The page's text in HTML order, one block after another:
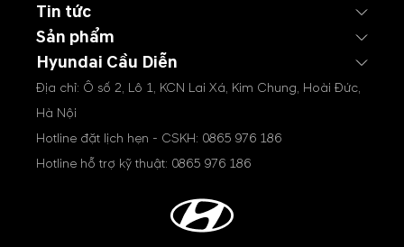
Tin tức
Sản phẩm
Hyundai Cầu Diễn
Địa chỉ: Ô số 2, Lô 1, KCN Lai Xá, Kim Chung, Hoài Đức,
Hà Nội
Hotline đặt lịch hẹn - CSKH: 0865 976 186
Hotline hỗ trợ kỹ thuật: 0865 976 186